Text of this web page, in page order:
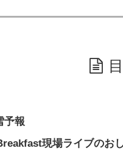
予報
現場ライブのお